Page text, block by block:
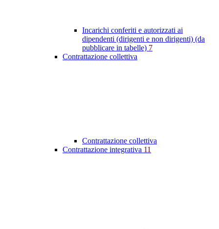
Incarichi conferiti e autorizzati ai
dipendenti (dirigenti e non dirigenti) (da
pubblicare in tabelle) 7
Contrattazione collettiva
Contrattazione collettiva
Contrattazione integrativa 11